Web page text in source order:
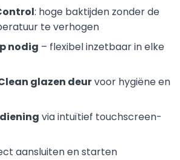
: hoge baktijden zonder de
te verhogen
nodig – flexibel inzetbaar in elke
glazen deurvoor hygiëne en
via intuïtief touchscreen-
aansluiten en starten